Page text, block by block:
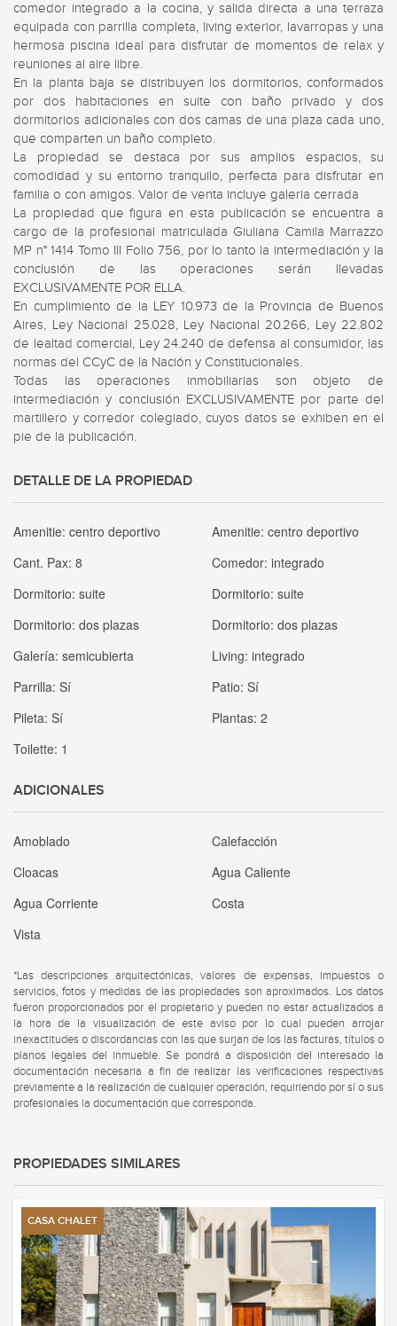
comedor integrado a la cocina, y salida directa a una terraza
equipada con parrilla completa, living exterior, lavarropas y una
hermosa piscina ideal para disfrutar de momentos de relax y
reuniones al aire libre.
En la planta baja se distribuyen los dormitorios, conformados
por dos habitaciones en suite con baño privado y dos
dormitorios adicionales con dos camas de una plaza cada uno,
que comparten un baño completo.
La propiedad se destaca por sus amplios espacios, su
comodidad y su entorno tranquilo, perfecta para disfrutar en
familia o con amigos. Valor de venta incluye galeria cerrada
La propiedad que figura en esta publicación se encuentra a
cargo de la profesional matriculada Giuliana Camila Marrazzo
MP n° 1414 Tomo III Folio 756, por lo tanto la intermediación y la
conclusión de las operaciones serán llevadas
EXCLUSIVAMENTE POR ELLA.
En cumplimiento de la LEY 10.973 de la Provincia de Buenos
Aires, Ley Nacional 25.028, Ley Nacional 20.266, Ley 22.802
de lealtad comercial, Ley 24.240 de defensa al consumidor, las
normas del CCyC de la Nación y Constitucionales.
Todas las operaciones inmobiliarias son objeto de
intermediación y conclusión EXCLUSIVAMENTE por parte del
martillero y corredor colegiado, cuyos datos se exhiben en el
pie de la publicación.
DETALLE DE LA PROPIEDAD
Amenitie: centro deportivo Amenitie: centro deportivo
Cant. Pax: 8 Comedor: integrado
Dormitorio: suite Dormitorio: suite
Dormitorio: dos plazas Dormitorio: dos plazas
Galería: semicubierta Living: integrado
Parrilla: Sí Patio: Sí
Pileta: Sí Plantas: 2
Toilette: 1
ADICIONALES
Amoblado
Calefacción
Cloacas
Agua Caliente
Agua Corriente
Costa
Vista
*Las descripciones arquitectónicas, valores de expensas, impuestos o
servicios, fotos y medidas de las propiedades son aproximados. Los datos
fueron proporcionados por el propietario y pueden no estar actualizados a
la hora de la visualización de este aviso por lo cual pueden arrojar
inexactitudes o discordancias con las que surjan de los las facturas, títulos o
planos legales del inmueble. Se pondrá a disposición del interesado la
documentación necesaria a fin de realizar las verificaciones respectivas
previamente a la realización de cualquier operación, requiriendo por sí o sus
profesionales la documentación que corresponda.
PROPIEDADES SIMILARES
CASA CHALET